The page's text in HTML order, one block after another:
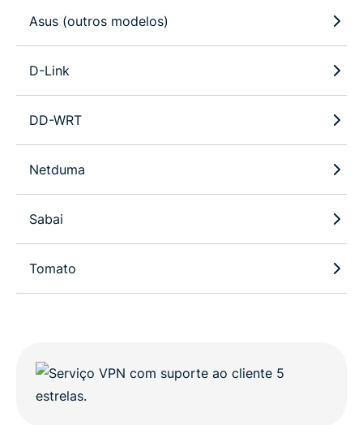
Asus (outros modelos)
D-Link
DD-WRT
Netduma
Sabai
Tomato